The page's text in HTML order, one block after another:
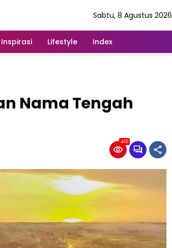
Sabtu, 8 Agustus 2026
Inspirasi Lifestyle Index
Nama Tengah
416